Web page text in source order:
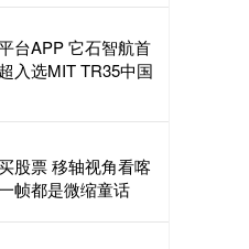
台APP 它石智航首
入选MIT TR35中国
股票 移轴视角看喀
帧都是微缩童话